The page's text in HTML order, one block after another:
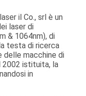
il Co., srl è un
laser di
& 1064nm), di
testa di ricerca
delle macchine di
2002 istituita, la
in